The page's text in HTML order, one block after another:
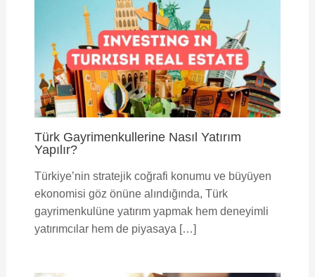
Türk Gayrimenkullerine Nasıl Yatırım
Yapılır?
Türkiye’nin stratejik coğrafi konumu ve büyüyen
ekonomisi göz önüne alındığında, Türk
gayrimenkulüne yatırım yapmak hem deneyimli
yatırımcılar hem de piyasaya […]